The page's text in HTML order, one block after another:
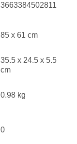
3663384502811
85 x 61 cm
35.5 x 24.5 x 5.5
cm
0.98 kg
0